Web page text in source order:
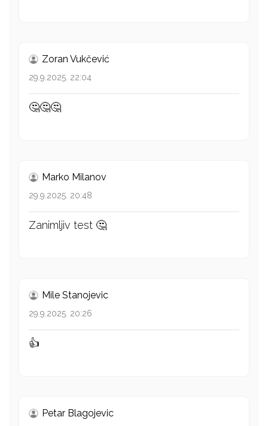
Zoran Vukčević
29.9.2025. 22:04
🤔🤔🤔
Marko Milanov
29.9.2025. 20:48
Zanimljiv test 🤔
Mile Stanojevic
29.9.2025. 20:26
👍
Petar Blagojevic